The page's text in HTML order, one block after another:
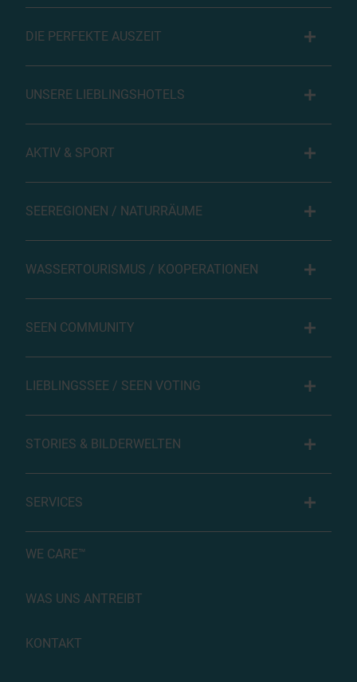
DIE PERFEKTE AUSZEIT
UNSERE LIEBLINGSHOTELS
AKTIV & SPORT
SEEREGIONEN / NATURRÄUME
WASSERTOURISMUS / KOOPERATIONEN
SEEN COMMUNITY
LIEBLINGSSEE / SEEN VOTING
STORIES & BILDERWELTEN
SERVICES
WE CARE™
WAS UNS ANTREIBT
KONTAKT